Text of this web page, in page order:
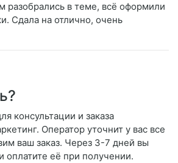
разобрались в теме, всё оформили
Сдала на отлично, очень
консультации и заказа
Оператор уточнит у вас все
ваш заказ. Через 3-7 дней вы
оплатите её при получении.